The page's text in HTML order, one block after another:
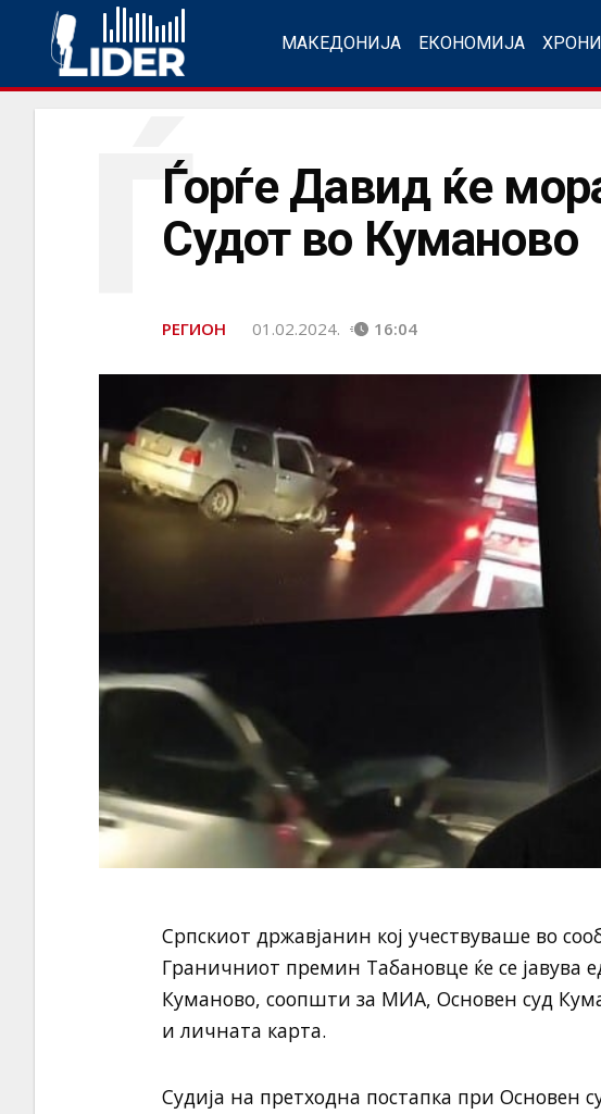
МАКЕДОНИЈА ЕКОНОМИЈА
Ѓорѓе Давид ќе
Судот во Куманово
Ѓ
РЕГИОН 01.02.2024. 16:04
Српскиот државјанин кој учествуваше во
Граничниот премин Табановце ќе се јавува
Куманово, соопшти за МИА, Основен суд
и личната карта.
Судија на претходна постапка при Основен